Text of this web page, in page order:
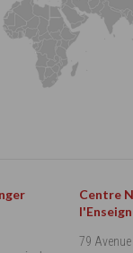
Centre
79